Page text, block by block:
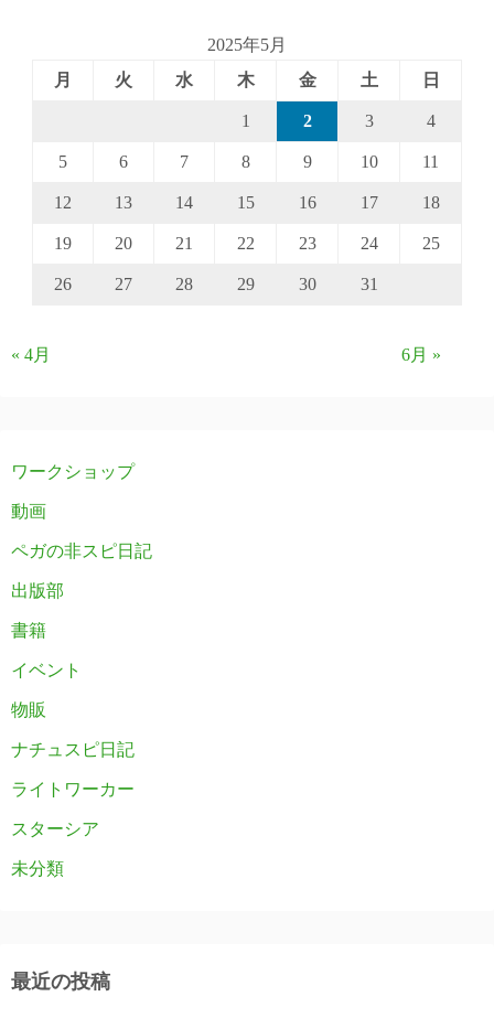
2025年5月
月
火 水 木 金 土 日
1 2 3 4
5 6 7 8 9 10 11
12 13 14 15 16 17 18
19 20 21 22 23 24 25
26 27 28 29 30 31
« 4月 6月 »
ワークショップ
動画
ペガの非スピ日記
出版部
書籍
イベント
物販
ナチュスピ日記
ライトワーカー
スターシア
未分類
最近の投稿